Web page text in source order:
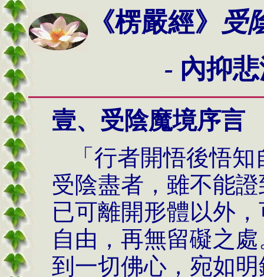
《楞嚴經》 受
- 內抑
壹、受陰魔境序言
「行者開悟後悟
受陰盡者，雖不能
已可離開形體以外
自由，再無留礙之
到一切佛心，宛如